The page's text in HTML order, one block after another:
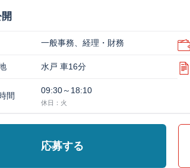
一般事務、経理・財務
水戸 車16分
間
09:30～18:10
休日：火
応募する